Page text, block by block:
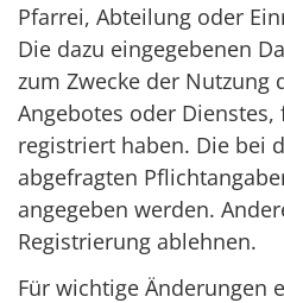
Pfarrei, Abteilung oder
Die dazu eingegebenen
zum Zwecke der Nutzung
Angebotes oder Dienstes,
registriert haben. Die bei
abgefragten
angegeben werden.
Registrierung ablehnen.
Für wichtige Änderungen